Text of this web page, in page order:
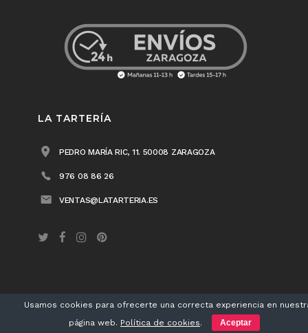
LA TARTERÍA
PEDRO MARÍA RIC, 11. 50008 ZARAGOZA
976 08 86 26
VENTAS@LATARTERIA.ES
LA TARTERÍA® 2018 /Aviso legal/Política de privacidad/Política de cookies
/ DiseñoMatherea
Usamos cookies para ofrecerte una correcta experiencia en
página web. Política de cookies. Aceptar